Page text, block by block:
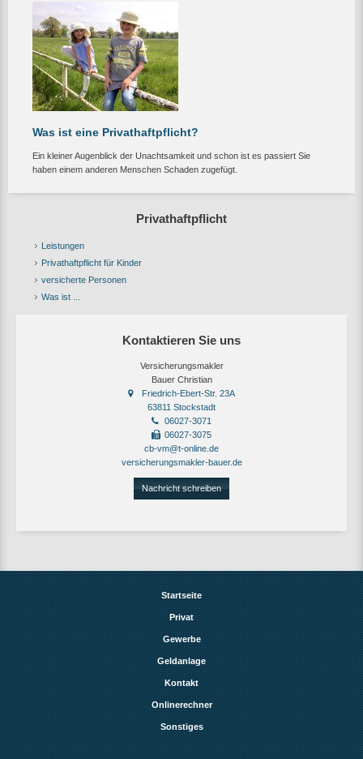
Privathaftpflicht
Leistungen
Privathaftpflicht für Kinder
versicherte Personen
Was ist ...
Kontaktieren Sie uns
Versicherungsmakler
Bauer Christian
Friedrich-Ebert-Str. 23A
63811 Stockstadt
06027-3071
06027-3075
cb-vm@t-online.de
versicherungsmakler-bauer.de
Nachricht schreiben
Was ist eine Privathaftpflicht?
Ein kleiner Augenblick der Unachtsamkeit und schon ist es passiert Sie
haben einem anderen Menschen Schaden zugefügt.
Startseite
Privat
Gewerbe
Geldanlage
Kontakt
Onlinerechner
Sonstiges